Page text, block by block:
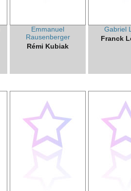
Emmanuel
Rausenberger
Rémi Kubiak
Gabriel
Franck